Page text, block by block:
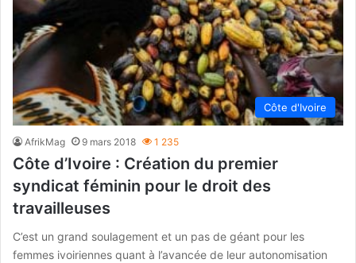
Côte d'Ivoire
AfrikMag 9 mars 2018 1 235
Côte d’Ivoire : Création du premier
syndicat féminin pour le droit des
travailleuses
C’est un grand soulagement et un pas de géant pour les
femmes ivoiriennes quant à l’avancée de leur autonomisation